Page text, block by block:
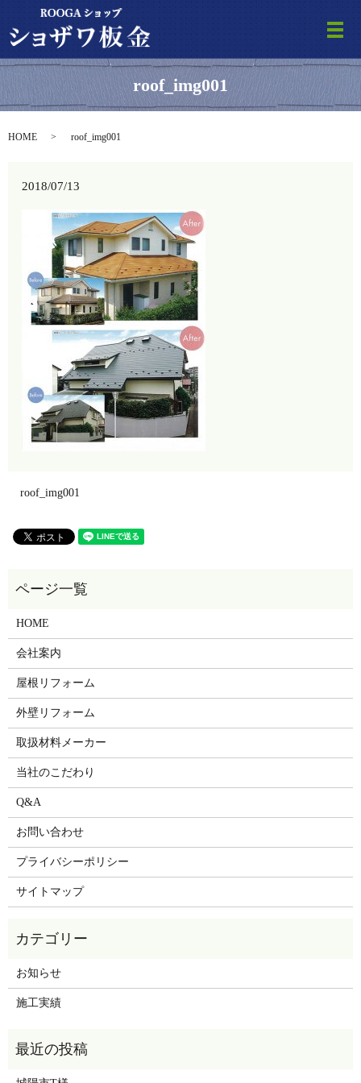
メ
roof_img001
HOME roof_img001
2018/07/13
roof_img001
HOME
会社案内
屋根リフォーム
外壁リフォーム
取扱材料メーカー
当社のこだわり
Q&A
お問い合わせ
プライバシーポリシー
サイトマップ
お知らせ
施工実績